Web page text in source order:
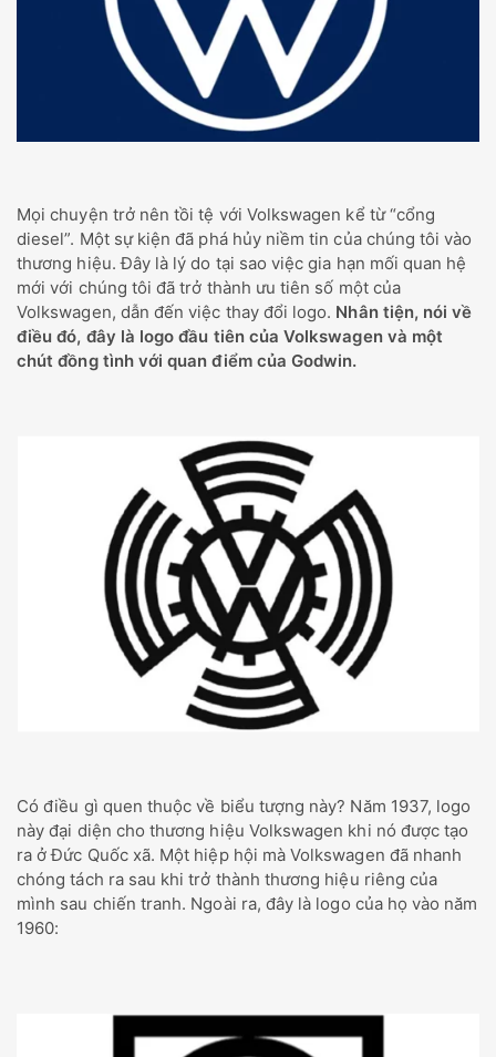
Mọi chuyện trở nên tồi tệ với Volkswagen kể từ “cổng
diesel”. Một sự kiện đã phá hủy niềm tin của chúng tôi vào
thương hiệu. Đây là lý do tại sao việc gia hạn mối quan hệ
mới với chúng tôi đã trở thành ưu tiên số một của
Volkswagen, dẫn đến việc thay đổi logo. Nhân tiện, nói về
điều đó, đây là logo đầu tiên của Volkswagen và một
chút đồng tình với quan điểm của Godwin.
Có điều gì quen thuộc về biểu tượng này? Năm 1937, logo
này đại diện cho thương hiệu Volkswagen khi nó được tạo
ra ở Đức Quốc xã. Một hiệp hội mà Volkswagen đã nhanh
chóng tách ra sau khi trở thành thương hiệu riêng của
mình sau chiến tranh. Ngoài ra, đây là logo của họ vào năm
1960: